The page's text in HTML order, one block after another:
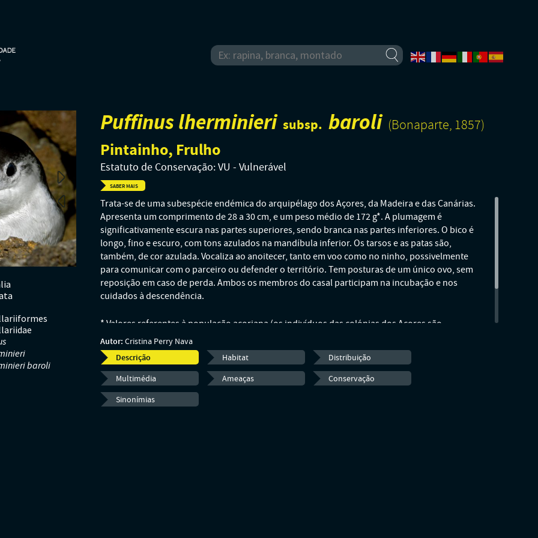
baroli
Puffinus lherminieri subsp. baroli (Bonaparte, 1857)
Pintainho, Frulho
Estatuto de Conservação: VU - Vulnerável
SABER MAIS
Trata-se de uma subespécie endémica do arquipélago dos Açores, da Madeira e das Canárias.
Apresenta um comprimento de 28 a 30 cm, e um peso médio de 172 g*. A plumagem é
significativamente escura nas partes superiores, sendo branca nas partes inferiores. O bico é
longo, fino e escuro, com tons azulados na mandíbula inferior. Os tarsos e as patas são,
também, de cor azulada. Vocaliza ao anoitecer, tanto em voo como no ninho, possivelmente
para comunicar com o parceiro ou defender o território. Tem posturas de um único ovo, sem
reposição em caso de perda. Ambos os membros do casal participam na incubação e nos
cuidados à descendência.
* Valores referentes à população açoriana (os indivíduos das colónias dos Açores são
ligeiramente maiores e mais pesados do que os indivíduos das populações da Madeira e das
Canárias).
Autor: Cristina Perry Nava
Descrição
Habitat
Distribuição
Multimédia
Ameaças
Conservação
Sinonímias